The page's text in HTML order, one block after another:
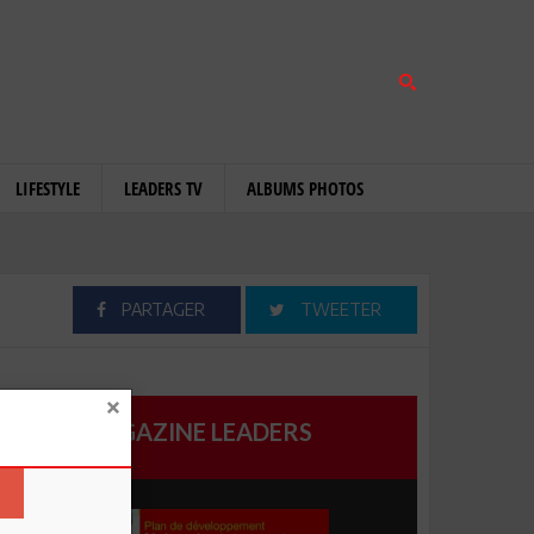
LIFESTYLE LEADERS TV ALBUMS PHOTOS
PARTAGER TWEETER
MAGAZINE LEADERS